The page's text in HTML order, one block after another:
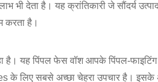
भी देता है। यह क्रांतिकारी जे सौंदर्य
करता है।
यह पिंपल फेस वॉश आपके पिंपल-फाइटिंग
के लिए सबसे अच्छा चेहरा उपचार है। इसके